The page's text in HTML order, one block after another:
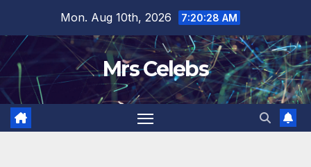
content
Mon. Aug 10th, 2026 7:20:29 AM
Mrs Celebs